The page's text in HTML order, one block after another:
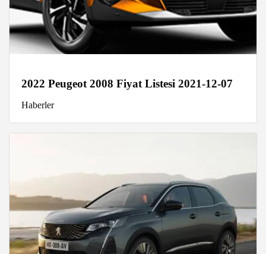
2022 Peugeot 2008 Fiyat Listesi 2021-12-07
Haberler